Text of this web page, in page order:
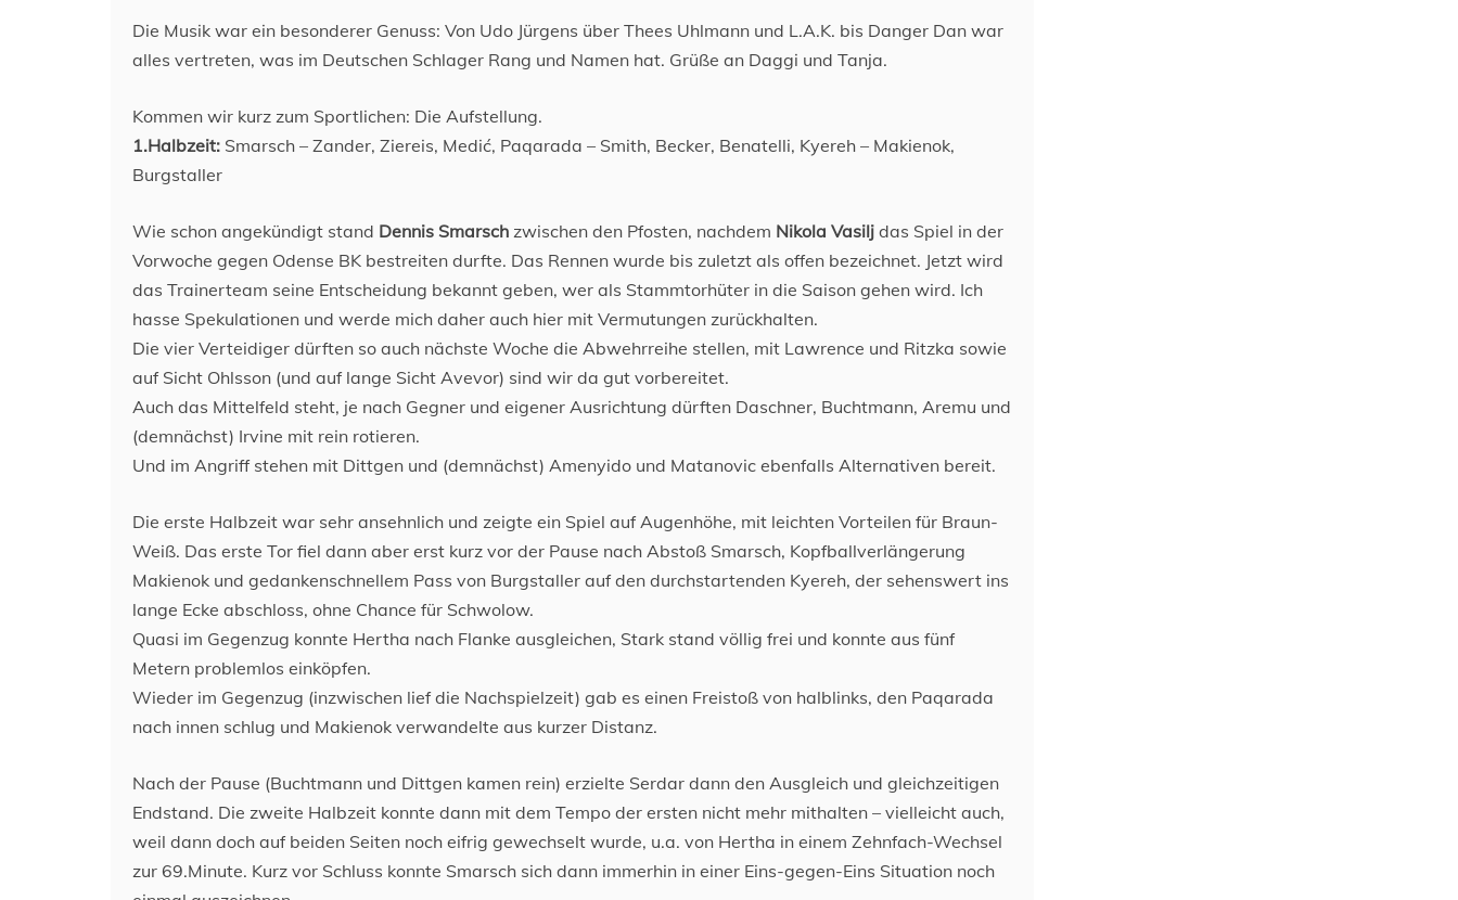
Die Musik war ein besonderer Genuss: Von Udo Jürgens über Thees Uhlmann und L.A.K. bis Danger Dan war
alles vertreten, was im Deutschen Schlager Rang und Namen hat. Grüße an Daggi und Tanja.
Kommen wir kurz zum Sportlichen: Die Aufstellung.
1.Halbzeit: Smarsch – Zander, Ziereis, Medić, Paqarada – Smith, Becker, Benatelli, Kyereh – Makienok,
Burgstaller
Wie schon angekündigt stand Dennis Smarsch zwischen den Pfosten, nachdem Nikola Vasilj das Spiel in der
Vorwoche gegen Odense BK bestreiten durfte. Das Rennen wurde bis zuletzt als offen bezeichnet. Jetzt wird
das Trainerteam seine Entscheidung bekannt geben, wer als Stammtorhüter in die Saison gehen wird. Ich
hasse Spekulationen und werde mich daher auch hier mit Vermutungen zurückhalten.
Die vier Verteidiger dürften so auch nächste Woche die Abwehrreihe stellen, mit Lawrence und Ritzka sowie
auf Sicht Ohlsson (und auf lange Sicht Avevor) sind wir da gut vorbereitet.
Auch das Mittelfeld steht, je nach Gegner und eigener Ausrichtung dürften Daschner, Buchtmann, Aremu und
(demnächst) Irvine mit rein rotieren.
Und im Angriff stehen mit Dittgen und (demnächst) Amenyido und Matanovic ebenfalls Alternativen bereit.
Die erste Halbzeit war sehr ansehnlich und zeigte ein Spiel auf Augenhöhe, mit leichten Vorteilen für Braun-
Weiß. Das erste Tor fiel dann aber erst kurz vor der Pause nach Abstoß Smarsch, Kopfballverlängerung
Makienok und gedankenschnellem Pass von Burgstaller auf den durchstartenden Kyereh, der sehenswert ins
lange Ecke abschloss, ohne Chance für Schwolow.
Quasi im Gegenzug konnte Hertha nach Flanke ausgleichen, Stark stand völlig frei und konnte aus fünf
Metern problemlos einköpfen.
Wieder im Gegenzug (inzwischen lief die Nachspielzeit) gab es einen Freistoß von halblinks, den Paqarada
nach innen schlug und Makienok verwandelte aus kurzer Distanz.
Nach der Pause (Buchtmann und Dittgen kamen rein) erzielte Serdar dann den Ausgleich und gleichzeitigen
Endstand. Die zweite Halbzeit konnte dann mit dem Tempo der ersten nicht mehr mithalten – vielleicht auch,
weil dann doch auf beiden Seiten noch eifrig gewechselt wurde, u.a. von Hertha in einem Zehnfach-Wechsel
zur 69.Minute. Kurz vor Schluss konnte Smarsch sich dann immerhin in einer Eins-gegen-Eins Situation noch